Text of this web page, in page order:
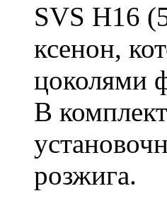
SVS H16
ксенон,
цоколями
В
розжига.